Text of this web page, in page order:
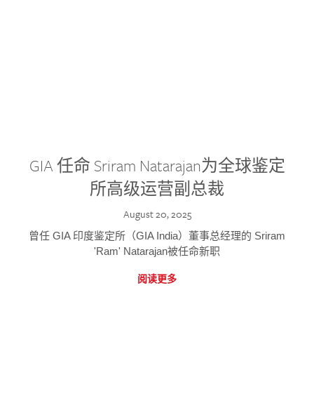
GIA 任命 Sriram Natarajan为全球鉴定
所高级运营副总裁
August 20, 2025
曾任 GIA 印度鉴定所（GIA India）董事总经理的 Sriram
'Ram' Natarajan被任命新职
阅读更多